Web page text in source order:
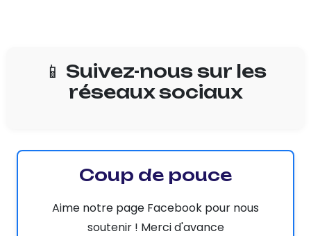
📱 Suivez-nous sur les
réseaux sociaux
Coup de pouce
Aime notre page Facebook pour nous
soutenir ! Merci d'avance